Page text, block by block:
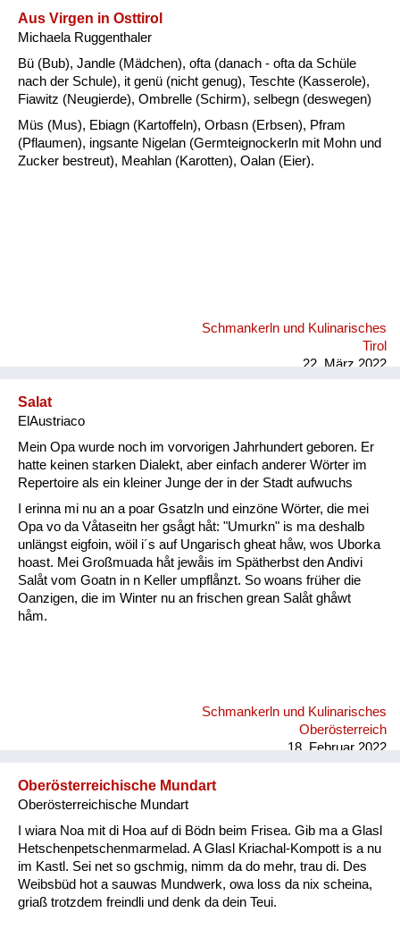
Aus Virgen in Osttirol
Michaela Ruggenthaler
Bü (Bub), Jandle (Mädchen), ofta (danach - ofta da Schüle
nach der Schule), it genü (nicht genug), Teschte (Kasserole),
Fiawitz (Neugierde), Ombrelle (Schirm), selbegn (deswegen)
Müs (Mus), Ebiagn (Kartoffeln), Orbasn (Erbsen), Pfram
(Pflaumen), ingsante Nigelan (Germteignockerln mit Mohn und
Zucker bestreut), Meahlan (Karotten), Oalan (Eier).
Schmankerln und Kulinarisches
Tirol
22. März 2022
Salat
ElAustriaco
Mein Opa wurde noch im vorvorigen Jahrhundert geboren. Er
hatte keinen starken Dialekt, aber einfach anderer Wörter im
Repertoire als ein kleiner Junge der in der Stadt aufwuchs
I erinna mi nu an a poar Gsatzln und einzöne Wörter, die mei
Opa vo da Våtaseitn her gsågt håt: "Umurkn" is ma deshalb
unlängst eigfoin, wöil i´s auf Ungarisch gheat håw, wos Uborka
hoast. Mei Großmuada håt jewåis im Spätherbst den Andivi
Salåt vom Goatn in n Keller umpflånzt. So woans früher die
Oanzigen, die im Winter nu an frischen grean Salåt ghåwt
håm.
Schmankerln und Kulinarisches
Oberösterreich
18. Februar 2022
Oberösterreichische Mundart
Oberösterreichische Mundart
I wiara Noa mit di Hoa auf di Bödn beim Frisea. Gib ma a Glasl
Hetschenpetschenmarmelad. A Glasl Kriachal-Kompott is a nu
im Kastl. Sei net so gschmig, nimm da do mehr, trau di. Des
Weibsbüd hot a sauwas Mundwerk, owa loss da nix scheina,
griaß trotzdem freindli und denk da dein Teui.